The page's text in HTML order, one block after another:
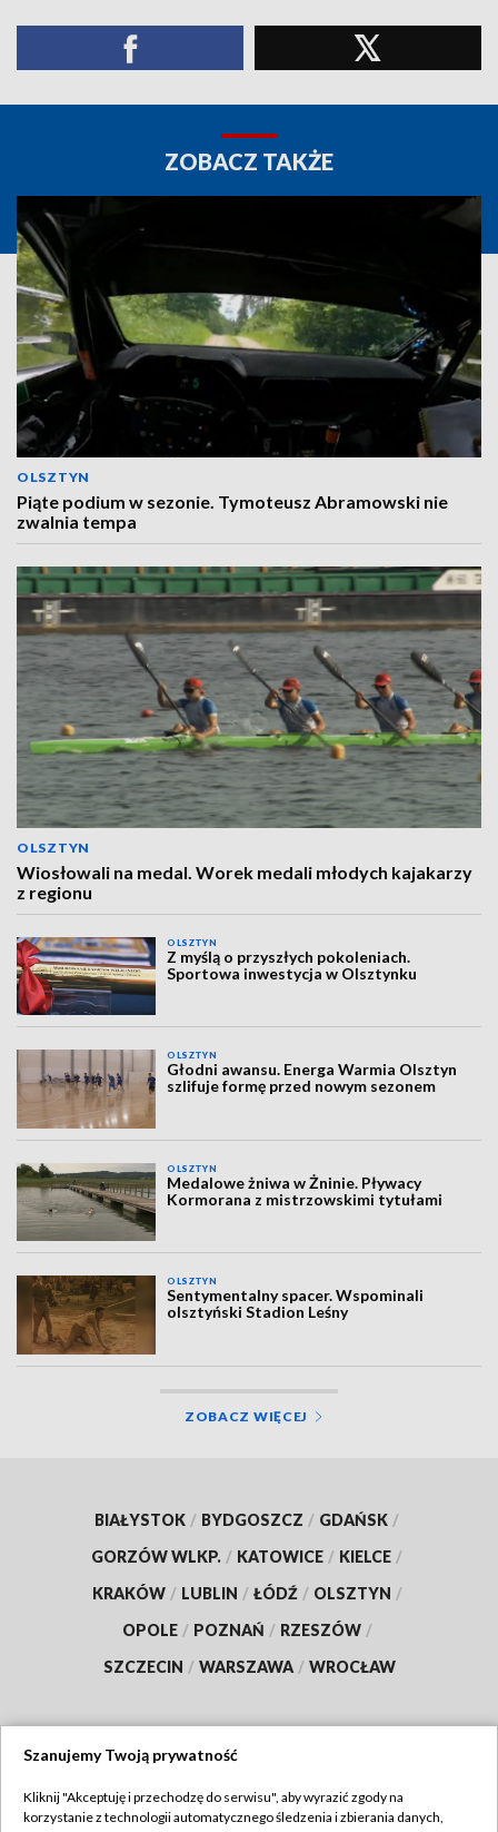
ZOBACZ TAKŻE
OLSZTYN
Piąte podium w sezonie. Tymoteusz Abramowski nie
zwalnia tempa
OLSZTYN
Wiosłowali na medal. Worek medali młodych kajakarzy
z regionu
OLSZTYN
Z myślą o przyszłych pokoleniach.
Sportowa inwestycja w Olsztynku
OLSZTYN
Głodni awansu. Energa Warmia Olsztyn
szlifuje formę przed nowym sezonem
OLSZTYN
Medalowe żniwa w Żninie. Pływacy
Kormorana z mistrzowskimi tytułami
OLSZTYN
Sentymentalny spacer. Wspominali
olsztyński Stadion Leśny
ZOBACZ WIĘCEJ
BIAŁYSTOK / BYDGOSZCZ / GDAŃSK /
GORZÓW WLKP. / KATOWICE / KIELCE /
KRAKÓW / LUBLIN / ŁÓDŹ / OLSZTYN /
OPOLE / POZNAŃ / RZESZÓW /
SZCZECIN / WARSZAWA / WROCŁAW
TVP
Szanujemy Twoją prywatność
Kliknij "Akceptuję i przechodzę do serwisu", aby wyrazić zgody na
korzystanie z technologii automatycznego śledzenia i zbierania danych,